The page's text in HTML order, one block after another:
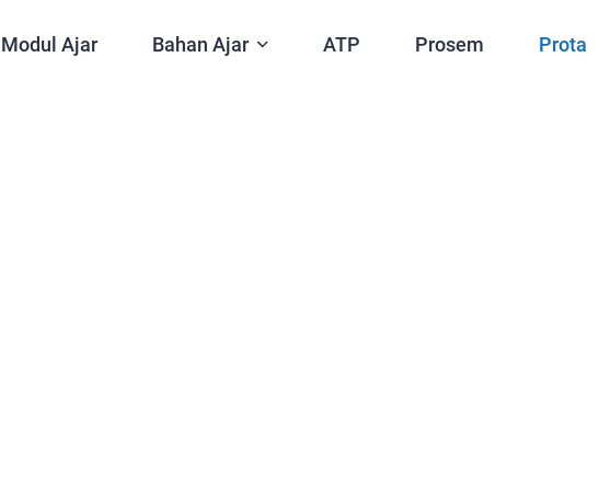
Modul Ajar Bahan Ajar ATP Prosem Prota